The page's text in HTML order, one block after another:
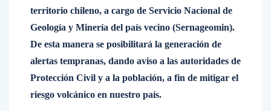
territorio chileno, a cargo de Servicio Nacional de
Geología y Minería del país vecino (Sernageomin).
De esta manera se posibilitará la generación de
alertas tempranas, dando aviso a las autoridades de
Protección Civil y a la población, a fin de mitigar el
riesgo volcánico en nuestro país.